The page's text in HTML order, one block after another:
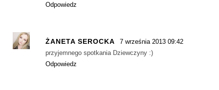
Odpowiedz
ŻANETA SEROCKA
7 września 2013 09:42
przyjemnego spotkania Dziewczyny :)
Odpowiedz